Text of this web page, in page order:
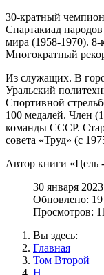
30-кратный
Спартакиад
мира (1958-1970).
Многократный
Из служащих. В
Уральский
Спортивной
100 медалей. Член
команды СССР.
совета «Труд» (с
Автор книги «Цель
30 января 2023
Обновлено: 19
Просмотров:
Вы здесь:
Главная
Том Второй
Н